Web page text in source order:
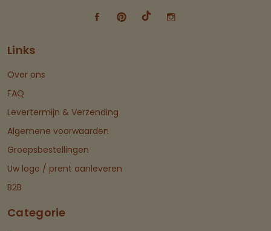
Links
Over ons
FAQ
Levertermijn & Verzending
Algemene voorwaarden
Groepsbestellingen
Uw logo / prent aanleveren
B2B
Categorie